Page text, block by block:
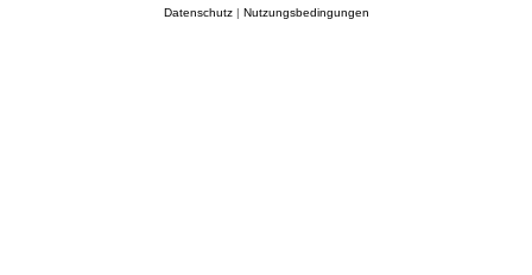
Datenschutz| Nutzungsbedingungen